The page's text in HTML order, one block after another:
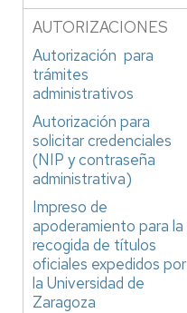
AUTORIZACIONES
Autorización para
trámites
administrativos
Autorización para
solicitar credenciales
(NIP y contraseña
administrativa)
Impreso de
apoderamiento para la
recogida de títulos
oficiales expedidos por
la Universidad de
Zaragoza